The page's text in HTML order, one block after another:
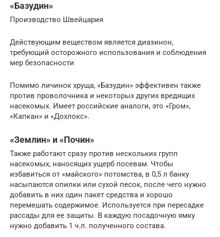
«Базудин»
Производство Швейцария
Действующим веществом является диазинон,
требующий осторожного использования и соблюдения
мер безопасности
Помимо личинок хруща, «Базудин» эффективен также
против проволочника и некоторых других вредящих
насекомых. Имеет российские аналоги, это «Гром»,
«Капкан» и «Дохлокс».
«Землин» и «Почин»
Также работают сразу против нескольких групп
насекомых, наносящих ущерб посевам. Чтобы
избавиться от «майского» потомства, в 0,5 л банку
насыпаются опилки или сухой песок, после чего нужно
добавить в них один пакет средства и хорошо
перемешать содержимое. Используется при пересадке
рассады для ее защиты. В каждую посадочную ямку
нужно добавить 1 ч.л. полученного состава.